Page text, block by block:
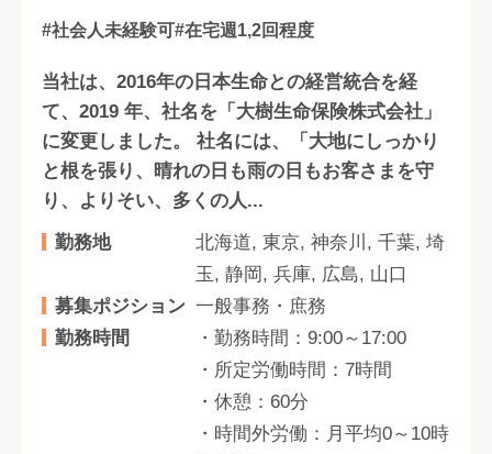
#社会人未経験可#在宅週1,2回程度
当社は、2016年の日本生命との経営統合を経
て、2019 年、社名を「大樹生命保険株式会社」
に変更しました。 社名には、「大地にしっかり
と根を張り、晴れの日も雨の日もお客さまを守
り、よりそい、多くの人...
勤務地
北海道, 東京, 神奈川, 千葉, 埼
玉, 静岡, 兵庫, 広島, 山口
募集ポジション 一般事務・庶務
勤務時間
・勤務時間：9:00～17:00
・所定労働時間：7時間
・休憩：60分
・時間外労働：月平均0～10時